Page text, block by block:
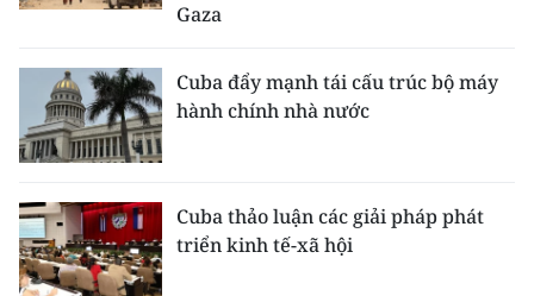
Gaza
Cuba đẩy mạnh tái cấu trúc bộ máy
hành chính nhà nước
Cuba thảo luận các giải pháp phát
triển kinh tế-xã hội